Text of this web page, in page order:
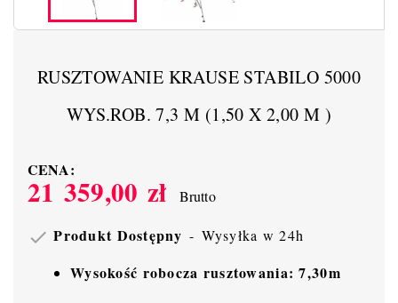
RUSZTOWANIE KRAUSE STABILO 5000
WYS.ROB. 7,3 M (1,50 X 2,00 M )
CENA:
21 359,00 zł Brutto
 Produkt Dostępny Wysyłka w 24h
Wysokość robocza rusztowania: 7,30m